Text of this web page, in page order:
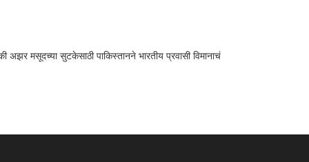
मसूदच्या सुटकेसाठी पाकिस्तानने भारतीय प्रवासी विमानाचं